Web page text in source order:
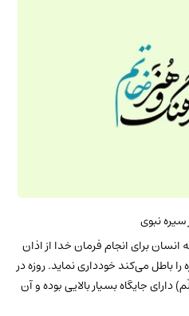
سیره نبوی
برای انجام فرمان خدا از اذان
باطل می‌کند خودداری نماید. روزه در
جایگاه بسیار بالایی بوده و آن